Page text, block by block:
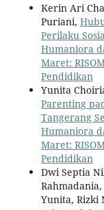
Kerin Ari
Puriani,
Perilaku
Humaniora
Maret:
Pendidikan
Yunita
Parenting
Tangerang
Humaniora
Maret:
Pendidikan
Dwi Septia
Yunita, Rizki